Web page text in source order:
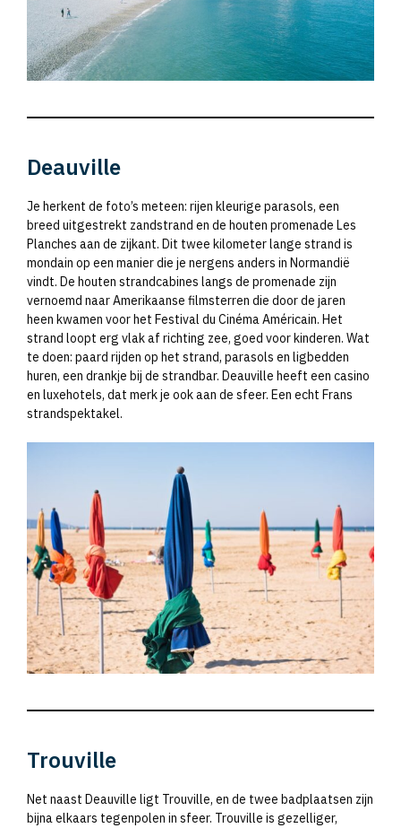
Deauville
Je herkent de foto’s meteen: rijen kleurige parasols, een
breed uitgestrekt zandstrand en de houten promenade Les
Planches aan de zijkant. Dit twee kilometer lange strand is
mondain op een manier die je nergens anders in Normandië
vindt. De houten strandcabines langs de promenade zijn
vernoemd naar Amerikaanse filmsterren die door de jaren
heen kwamen voor het Festival du Cinéma Américain. Het
strand loopt erg vlak af richting zee, goed voor kinderen. Wat
te doen: paard rijden op het strand, parasols en ligbedden
huren, een drankje bij de strandbar. Deauville heeft een casino
en luxehotels, dat merk je ook aan de sfeer. Een echt Frans
strandspektakel.
Trouville
Net naast Deauville ligt Trouville, en de twee badplaatsen zijn
bijna elkaars tegenpolen in sfeer. Trouville is gezelliger,